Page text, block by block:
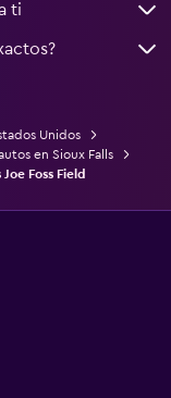
ti
Unidos
en Sioux Falls
Foss Field